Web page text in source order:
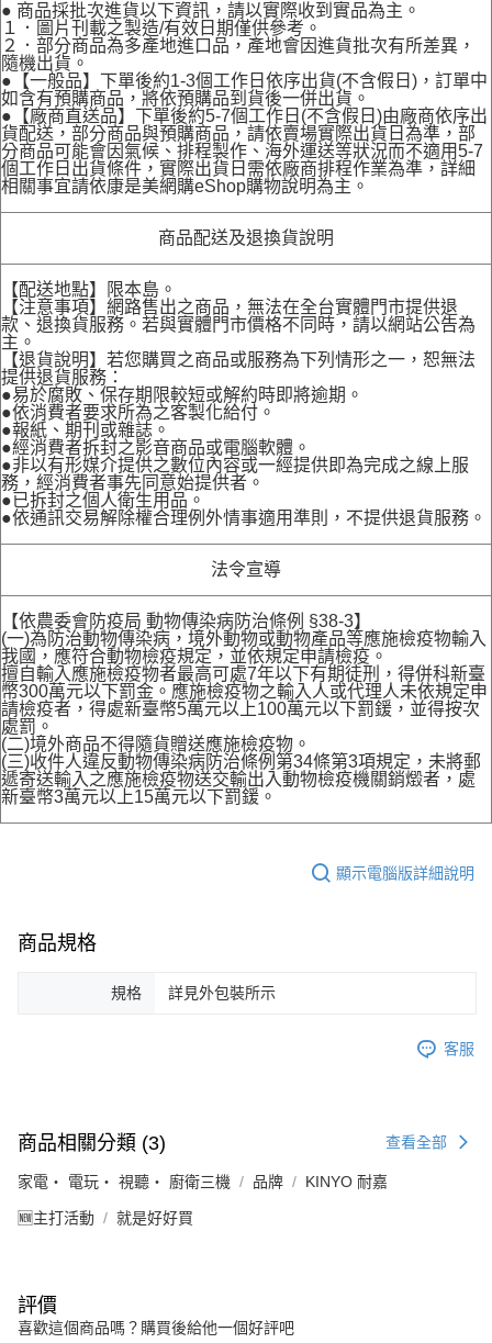
● 商品採批次進貨以下資訊，請以實際收到實品為主。
１．圖片刊載之製造/有效日期僅供參考。
２．部分商品為多產地進口品，產地會因進貨批次有所差異，
隨機出貨。
●【一般品】下單後約1-3個工作日依序出貨(不含假日)，訂單中
如含有預購商品，將依預購品到貨後一併出貨。
●【廠商直送品】下單後約5-7個工作日(不含假日)由廠商依序出
貨配送，部分商品與預購商品，請依賣場實際出貨日為準，部
分商品可能會因氣候、排程製作、海外運送等狀況而不適用5-7
個工作日出貨條件，實際出貨日需依廠商排程作業為準，詳細
相關事宜請依康是美網購eShop購物說明為主。
商品配送及退換貨說明
【配送地點】限本島。
【注意事項】網路售出之商品，無法在全台實體門市提供退
款、退換貨服務。若與實體門市價格不同時，請以網站公告為
主。
【退貨說明】若您購買之商品或服務為下列情形之一，恕無法
提供退貨服務：
●易於腐敗、保存期限較短或解約時即將逾期。
●依消費者要求所為之客製化給付。
●報紙、期刊或雜誌。
●經消費者拆封之影音商品或電腦軟體。
●非以有形媒介提供之數位內容或一經提供即為完成之線上服
務，經消費者事先同意始提供者。
●已拆封之個人衛生用品。
●依通訊交易解除權合理例外情事適用準則，不提供退貨服務。
法令宣導
【依農委會防疫局 動物傳染病防治條例 §38-3】
(一)為防治動物傳染病，境外動物或動物產品等應施檢疫物輸入
我國，應符合動物檢疫規定，並依規定申請檢疫。
擅自輸入應施檢疫物者最高可處7年以下有期徒刑，得併科新臺
幣300萬元以下罰金。應施檢疫物之輸入人或代理人未依規定申
請檢疫者，得處新臺幣5萬元以上100萬元以下罰鍰，並得按次
處罰。
(二)境外商品不得隨貨贈送應施檢疫物。
(三)收件人違反動物傳染病防治條例第34條第3項規定，未將郵
遞寄送輸入之應施檢疫物送交輸出入動物檢疫機關銷燬者，處
新臺幣3萬元以上15萬元以下罰鍰。
顯示電腦版詳細說明
商品規格
規格 詳見外包裝所示
客服
商品相關分類 (3) 查看全部
家電・ 電玩・ 視聽・ 廚衛三機 品牌 KINYO 耐嘉
🆕主打活動 就是好好買
評價
喜歡這個商品嗎？購買後給他一個好評吧